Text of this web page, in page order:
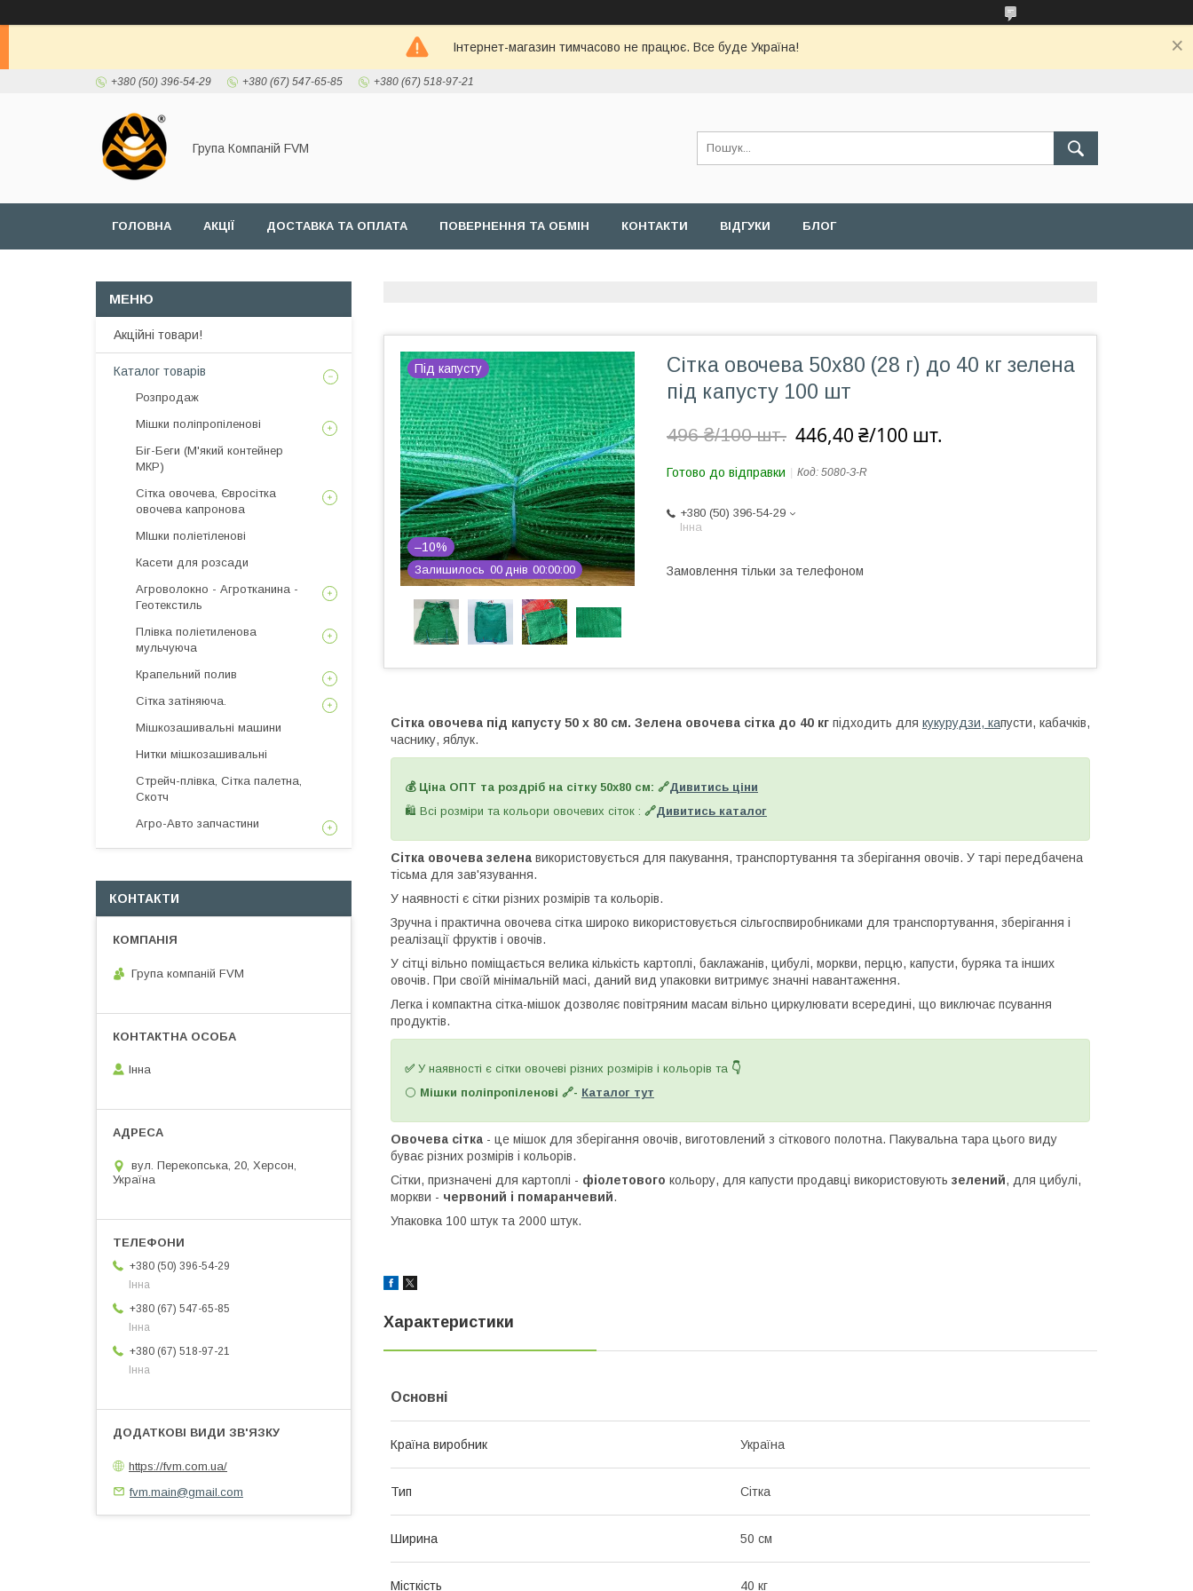
Інтернет-магазин тимчасово не працює. Все буде Україна!
+380 (50) 396-54-29 +380 (67) 547-65-85 +380 (67) 518-97-21
Група Компаній FVM
ГОЛОВНА АКЦІЇ ДОСТАВКА ТА ОПЛАТА ПОВЕРНЕННЯ ТА ОБМІН КОНТАКТИ ВІДГУКИ БЛОГ
Під капусту
–10%
Залишилось 00 днів 00 00 00
Сітка овочева 50х80 (28 г) до 40 кг зелена
під капусту 100 шт
496 ₴/100 шт. 446,40 ₴/100 шт.
Готово до відправки Код: 5080-З-R
+380 (50) 396-54-29
Інна
Замовлення тільки за телефоном
Сітка овочева під капусту 50 х 80 см. Зелена овочева сітка до 40 кг підходить для кукурудзи, капусти, кабачків,
часнику, яблук.
💰 Ціна ОПТ та роздріб на сітку 50х80 см: 🔗Дивитись ціни
🛍️ Всі розміри та кольори овочевих сіток : 🔗Дивитись каталог
Сітка овочева зелена використовується для пакування, транспортування та зберігання овочів. У тарі передбачена
тісьма для зав'язування.
У наявності є сітки різних розмірів та кольорів.
Зручна і практична овочева сітка широко використовується сільгоспвиробниками для транспортування, зберігання і
реалізації фруктів і овочів.
У сітці вільно поміщається велика кількість картоплі, баклажанів, цибулі, моркви, перцю, капусти, буряка та інших
овочів. При своїй мінімальній масі, даний вид упаковки витримує значні навантаження.
Легка і компактна сітка-мішок дозволяє повітряним масам вільно циркулювати всередині, що виключає псування
продуктів.
✅ У наявності є сітки овочеві різних розмірів і кольорів та 👇
⚪ Мішки поліпропіленові 🔗- Каталог тут
Овочева сітка - це мішок для зберігання овочів, виготовлений з сіткового полотна. Пакувальна тара цього виду
буває різних розмірів і кольорів.
Сітки, призначені для картоплі - фіолетового кольору, для капусти продавці використовують зелений, для цибулі,
моркви - червоний і помаранчевий.
Упаковка 100 штук та 2000 штук.
Характеристики
Основні
Країна виробник Україна
Тип Сітка
Ширина 50 см
Місткість 40 кг
Акційні товари!
Каталог товарів
Розпродаж
Мішки поліпропіленові
Біг-Беги (М'який контейнер
МКР)
Сітка овочева, Євросітка
овочева капронова
МІшки поліетіленові
Касети для розсади
Агроволокно - Агротканина -
Геотекстиль
Плівка поліетиленова
мульчуюча
Крапельний полив
Сітка затіняюча.
Мішкозашивальні машини
Нитки мішкозашивальні
Стрейч-плівка, Сітка палетна,
Скотч
Агро-Авто запчастини
КОНТАКТИ
Група компаній FVM
Інна
вул. Перекопська, 20, Херсон,
Україна
+380 (50) 396-54-29
Інна
+380 (67) 547-65-85
Інна
+380 (67) 518-97-21
Інна
https://fvm.com.ua/
fvm.main@gmail.com